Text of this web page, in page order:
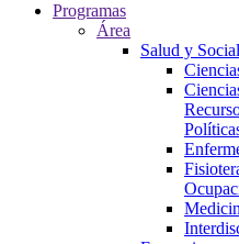
Programas
Área
Salud y Social